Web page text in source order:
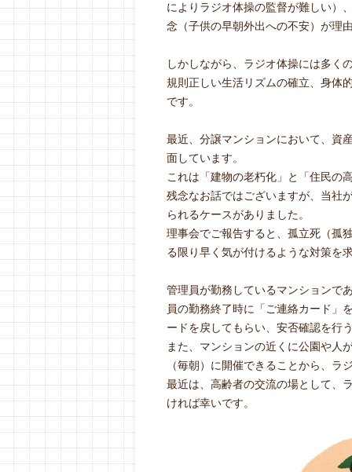
によりラジオ体操の監督が難しい）
念（子供の早朝外出への不安）が理
しかしながら、ラジオ体操には多く
規則正しい生活リズムの確立、身体
です。
最近、分譲マンションにおいて、資
面しています。
これは「建物の老朽化」と「住民の
残念なお話ではございますが、当社
られるケースがありました。
理事会でご報告すると、孤立死（孤
る限り早く気が付けるような対策を
管理員が勤務しているマンションで
員の勤務終了時に「ご連絡カード」
ードを戻してもらい、安否確認を行
また、マンションの近くに公園や人
（毎朝）に開催できることから、
最近は、高齢者の交流の場として、
ければ幸いです。